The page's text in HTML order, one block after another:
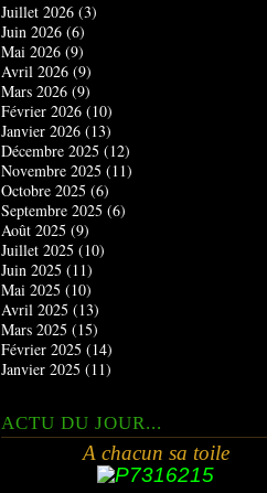
Juillet 2026 (3)
Juin 2026 (6)
Mai 2026 (9)
Avril 2026 (9)
Mars 2026 (9)
Février 2026 (10)
Janvier 2026 (13)
Décembre 2025 (12)
Novembre 2025 (11)
Octobre 2025 (6)
Septembre 2025 (6)
Août 2025 (9)
Juillet 2025 (10)
Juin 2025 (11)
Mai 2025 (10)
Avril 2025 (13)
Mars 2025 (15)
Février 2025 (14)
Janvier 2025 (11)
ACTU DU JOUR...
A chacun sa toile